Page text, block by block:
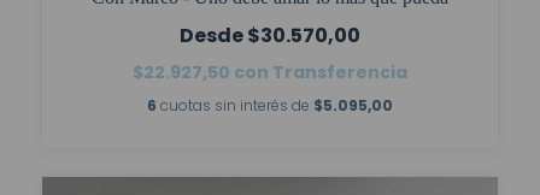
$30.570,00
$22.927,50 con Transferencia
6 cuotas sin interés de $5.095,00